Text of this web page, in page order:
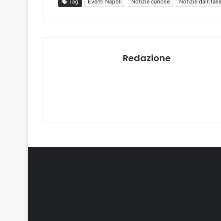
Tag Eventi Napoli Notizie curiose Notizie dall'Italia
Redazione